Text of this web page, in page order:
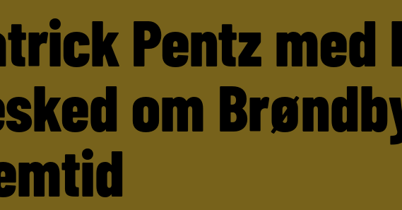
Pentz med
om